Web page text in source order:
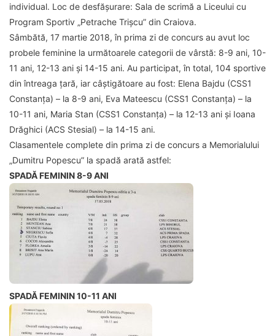
individual. Loc de desfășurare: Sala de scrimă a Liceului cu
Program Sportiv „Petrache Trișcu” din Craiova.
Sâmbătă, 17 martie 2018, în prima zi de concurs au avut loc
probele feminine la următoarele categorii de vârstă: 8-9 ani, 10-
11 ani, 12-13 ani și 14-15 ani. Au participat, în total, 104 sportive
din întreaga țară, iar câștigătoare au fost: Elena Bajdu (CSS1
Constanța) – la 8-9 ani, Eva Mateescu (CSS1 Constanța) – la
10-11 ani, Maria Stan (CSS1 Constanța) – la 12-13 ani și Ioana
Drăghici (ACS Stesial) – la 14-15 ani.
Clasamentele complete din prima zi de concurs a Memorialului
„Dumitru Popescu” la spadă arată astfel:
SPADĂ FEMININ 8-9 ANI
SPADĂ FEMININ 10-11 ANI